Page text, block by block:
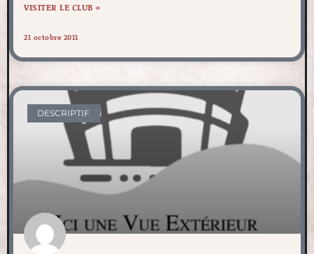
VISITER LE CLUB »
21 octobre 2011
DESCRIPTIF